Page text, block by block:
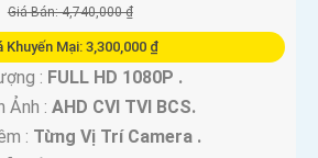
Giá Bán: 4,740,000 ₫
Khuyến Mại: 3,300,000 ₫
: FULL HD 1080P .
Ảnh : AHD CVI TVI BCS.
: Từng Vị Trí Camera .